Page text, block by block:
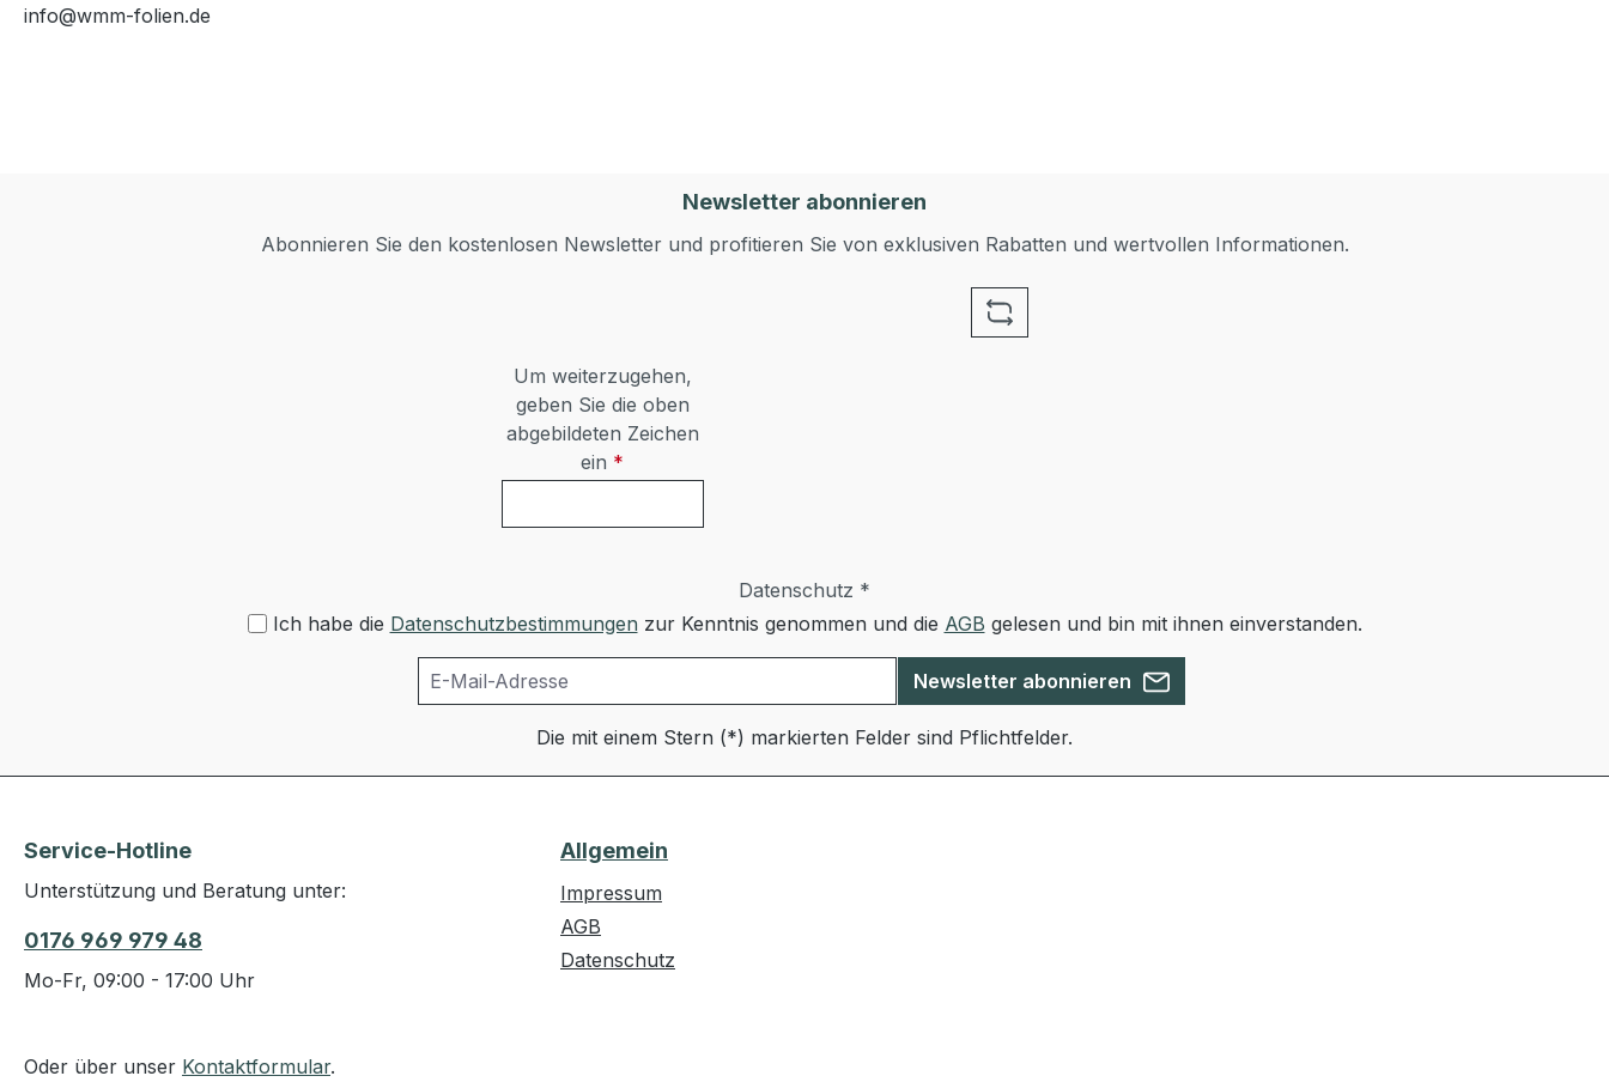
info@wmm-folien.de
Newsletter abonnieren
Abonnieren Sie den kostenlosen Newsletter und profitieren Sie von exklusiven Rabatten und wertvollen Informationen.
Um weiterzugehen,
geben Sie die oben
abgebildeten Zeichen
ein *
Datenschutz *
Ich habe die Datenschutzbestimmungen zur Kenntnis genommen und die AGB gelesen und bin mit ihnen einverstanden.
Newsletter abonnieren
Die mit einem Stern (*) markierten Felder sind Pflichtfelder.
Service-Hotline
Unterstützung und Beratung unter:
0176 969 979 48
Mo-Fr, 09:00 - 17:00 Uhr
Oder über unser Kontaktformular.
Allgemein
Impressum
AGB
Datenschutz